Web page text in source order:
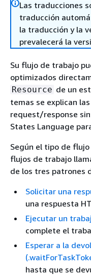
Las traducciones
traducción
la traducción y la
prevalecerá la
Su flujo de trabajo
optimizados
Resource de un
temas se explican
request/response
States Language
Según el tipo de
flujos de trabajo
de los tres patrones
Solicitar una
una respuesta
Ejecutar un
complete el
Esperar a la
hasta que se